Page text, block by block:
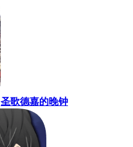
圣歌德嘉的晚钟